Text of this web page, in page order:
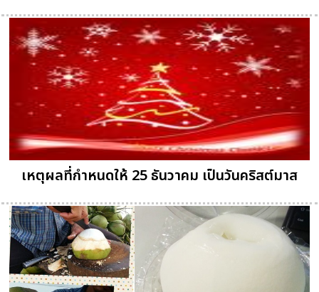
เหตุผลที่กำหนดให้ 25 ธันวาคม เป็นวันคริสต์มาส